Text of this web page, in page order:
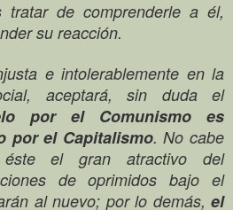
tratar de comprenderle a él,
su reacción.
e intolerablemente en la
aceptará, sin duda el
por el Comunismo es
por el Capitalismo. No cabe
el gran atractivo del
de oprimidos bajo el
al nuevo; por lo demás, el